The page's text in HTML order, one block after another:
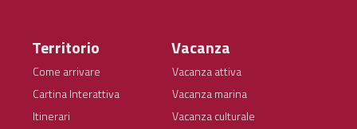
Territorio
Come arrivare
Cartina Interattiva
Itinerari
Vacanza
Vacanza attiva
Vacanza marina
Vacanza culturale